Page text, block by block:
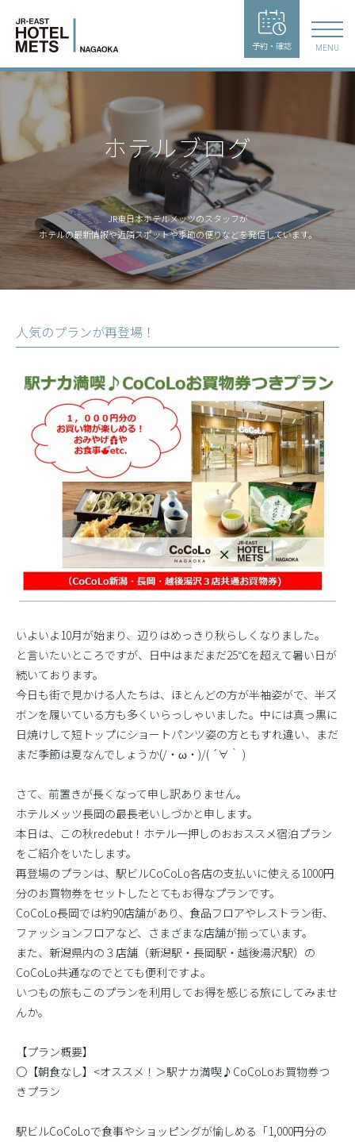
予約・確認 MENU
ホテルブログ
JR東日本ホテルメッツのスタッフが
ホテルの最新情報や近隣スポットや季節の便りなどを発信しています。
人気のプランが再登場！
いよいよ10月が始まり、辺りはめっきり秋らしくなりました。
と言いたいところですが、日中はまだまだ25℃を超えて暑い日が
続いております。
今日も街で見かける人たちは、ほとんどの方が半袖姿がで、半ズ
ボンを履いている方も多くいらっしゃいました。中には真っ黒に
日焼けして短トップにショートパンツ姿の方ともすれ違い、まだ
まだ季節は夏なんでしょうか(/・ω・)/( ´∀｀ )
さて、前置きが長くなって申し訳ありません。
ホテルメッツ長岡の最長老いしづかと申します。
本日は、この秋redebut！ホテル一押しのおおススメ宿泊プラン
をご紹介をいたします。
再登場のプランは、駅ビルCoCoLo各店の支払いに使える1000円
分のお買物券をセットしたとてもお得なプランです。
CoCoLo長岡では約90店舗があり、食品フロアやレストラン街、
ファッションフロアなど、さまざまな店舗が揃っています。
また、新潟県内の３店舗（新潟駅・長岡駅・越後湯沢駅）の
CoCoLo共通なのでとても便利ですよ。
いつもの旅もこのプランを利用してお得を感じる旅にしてみませ
んか。
【プラン概要】
〇【朝食なし】<オススメ！＞駅ナカ満喫♪CoCoLoお買物券つ
きプラン
駅ビルCoCoLoで食事やショッピングが愉しめる「1,000円分の